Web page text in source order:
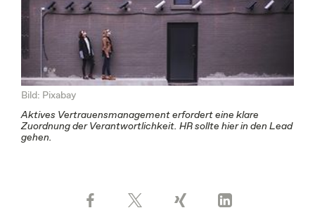
Bild: Pixabay
Aktives Vertrauensmanagement erfordert eine klare
Zuordnung der Verantwortlichkeit. HR sollte hier in den Lead
gehen.